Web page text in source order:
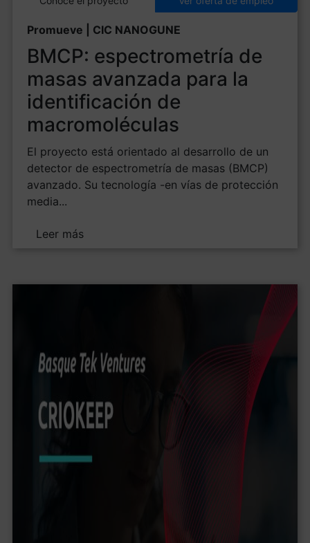
Promueve | CIC NANOGUNE
BMCP: espectrometría de
masas avanzada para la
identificación de
macromoléculas
El proyecto está orientado al desarrollo de un
detector de espectrometría de masas (BMCP)
avanzado. Su tecnología -en vías de protección
media...
Leer más